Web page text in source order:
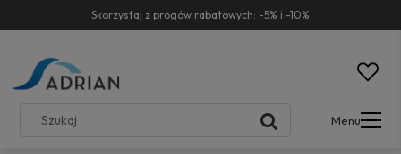
Skorzystaj z progów rabatowych: -5% i -10%
Menu